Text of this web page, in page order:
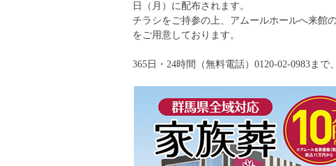
日（月）に配布されます。
チラシをご持参の上、アムールホールへ来館
をご用意しております。
365日・24時間（無料電話）0120-02-0983まで